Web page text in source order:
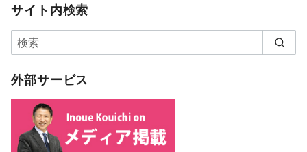
サイト内検索
外部サービス